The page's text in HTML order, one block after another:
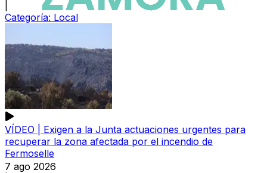
Categoría: Local
VÍDEO | Exigen a la Junta actuaciones urgentes para
recuperar la zona afectada por el incendio de
Fermoselle
7 ago 2026